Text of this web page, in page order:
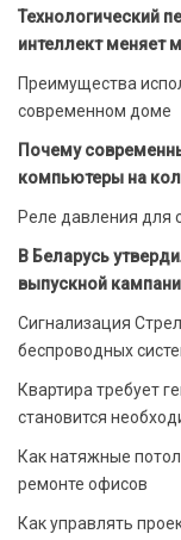
Технологический
интеллект меняет
Преимущества
современном доме
Почему
компьютеры на
Реле давления для
В Беларусь
выпускной
Сигнализация
беспроводных
Квартира требует
становится
Как натяжные
ремонте офисов
Как управлять